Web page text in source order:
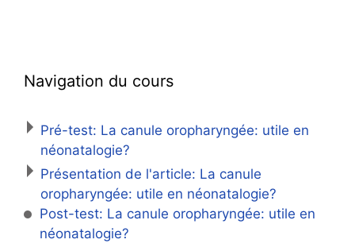
Navigation du cours
Pré-test: La canule oropharyngée: utile en
néonatalogie?
Présentation de l'article: La canule
oropharyngée: utile en néonatalogie?
Post-test: La canule oropharyngée: utile en
néonatalogie?